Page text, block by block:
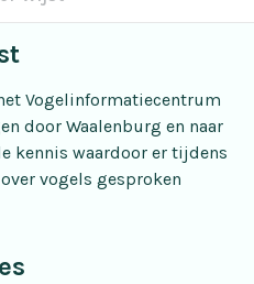
Vogelinformatiecentrum
door Waalenburg en naar
kennis waardoor er tijdens
vogels gesproken